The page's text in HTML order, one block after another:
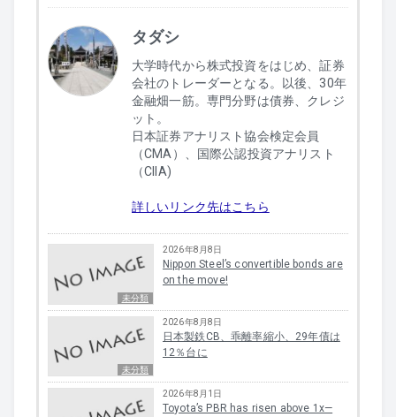
タダシ
大学時代から株式投資をはじめ、証券
会社のトレーダーとなる。以後、30年
金融畑一筋。専門分野は債券、クレジ
ット。
日本証券アナリスト協会検定会員
（CMA）、国際公認投資アナリスト
（CIIA)
詳しいリンク先はこちら
未分類
2026年8月8日
Nippon Steel’s convertible bonds are
on the move!
未分類
2026年8月8日
日本製鉄CB、乖離率縮小、29年債は
12％台に
2026年8月1日
Toyota’s PBR has risen above 1x—